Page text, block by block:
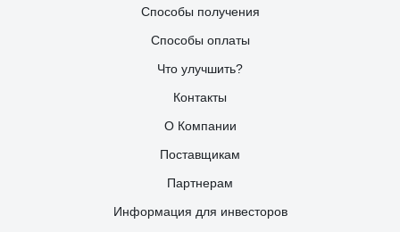
Способы получения
Способы оплаты
Что улучшить?
Контакты
О Компании
Поставщикам
Партнерам
Информация для инвесторов